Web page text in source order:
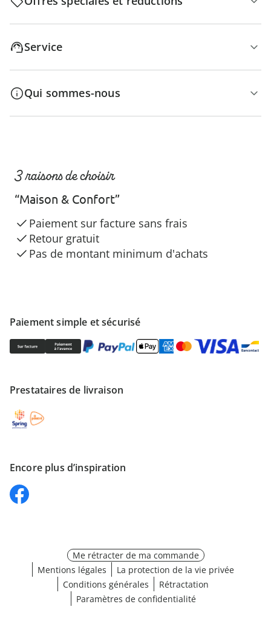
Service
Qui sommes-nous
Paiement simple et sécurisé
Prestataires de livraison
Encore plus d’inspiration
3 raisons de choisir
“Maison & Confort”
Paiement sur facture sans frais
Retour gratuit
Pas de montant minimum d'achats
Me rétracter de ma commande
Mentions légales
La protection de la vie privée
Conditions générales
Rétractation
Paramètres de confidentialité